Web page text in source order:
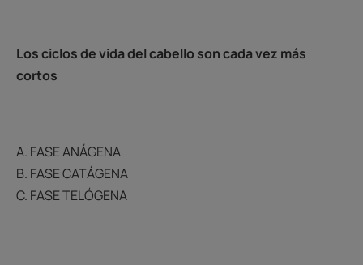
Los ciclos de vida del cabello son cada vez más
cortos
A. FASE ANÁGENA
B. FASE CATÁGENA
C. FASE TELÓGENA